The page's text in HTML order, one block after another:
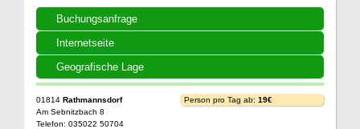
Buchungsanfrage
Internetseite
Geografische Lage
01814 Rathmannsdorf
Am Sebnitzbach 8
Telefon: 035022 50704
Person pro Tag ab: 19€